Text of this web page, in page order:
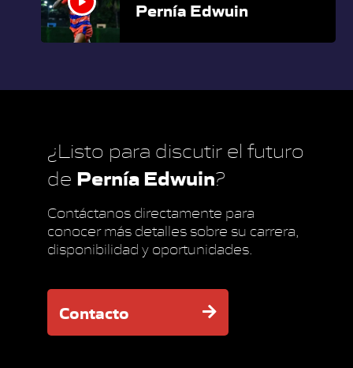
Pernía Edwuin
¿Listo para discutir el futuro
de Pernía Edwuin?
Contáctanos directamente para
conocer más detalles sobre su carrera,
disponibilidad y oportunidades.
Contacto